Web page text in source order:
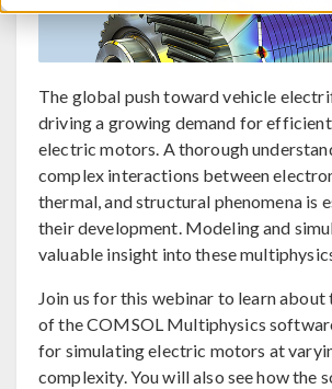
The global push toward vehicle
driving a growing demand for
electric motors. A thorough
complex interactions between
thermal, and structural phenomena is
their development. Modeling and
valuable insight into these
Join us for this webinar to learn
of the COMSOL Multiphysics
for simulating electric motors at
complexity. You will also see how the